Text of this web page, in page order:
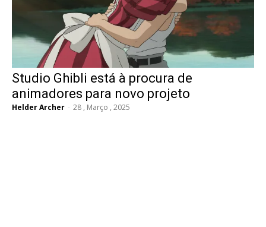
Studio Ghibli está à procura de
animadores para novo projeto
Helder Archer - 28 , Março , 2025